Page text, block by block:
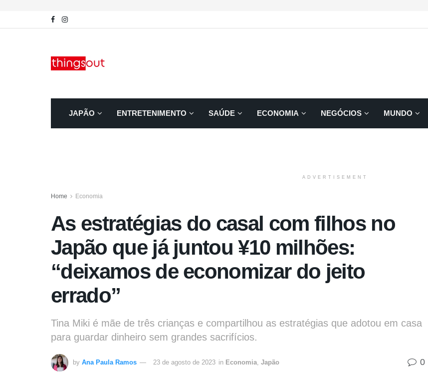
JAPÃO ENTRETENIMENTO SAÚDE ECONOMIA NEGÓCIOS MUNDO
ADVERTISEMENT
Home Economia
As estratégias do casal com filhos no
Japão que já juntou ¥10 milhões:
“deixamos de economizar do jeito
errado”
Tina Miki é mãe de três crianças e compartilhou as estratégias que adotou em casa
para guardar dinheiro sem grandes sacrifícios.
by Ana Paula Ramos 23 de agosto de 2023 in Economia Japão 0